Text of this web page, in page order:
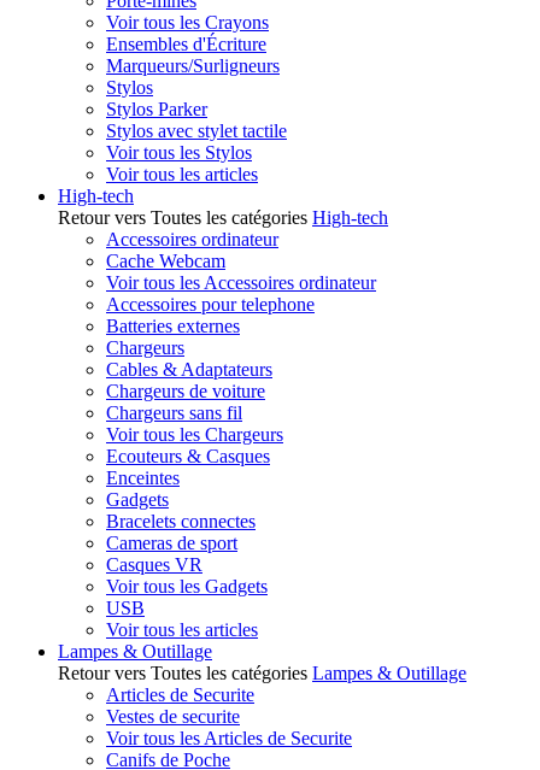
Voir tous les Crayons
Ensembles d'Écriture
Marqueurs/Surligneurs
Stylos
Stylos Parker
Stylos avec stylet tactile
Voir tous les Stylos
Voir tous les articles
High-tech
Retour vers Toutes les catégories High-tech
Accessoires ordinateur
Cache Webcam
Voir tous les Accessoires ordinateur
Accessoires pour telephone
Batteries externes
Chargeurs
Cables & Adaptateurs
Chargeurs de voiture
Chargeurs sans fil
Voir tous les Chargeurs
Ecouteurs & Casques
Enceintes
Gadgets
Bracelets connectes
Cameras de sport
Casques VR
Voir tous les Gadgets
USB
Voir tous les articles
Lampes & Outillage
Retour vers Toutes les catégories Lampes & Outillage
Articles de Securite
Vestes de securite
Voir tous les Articles de Securite
Canifs de Poche